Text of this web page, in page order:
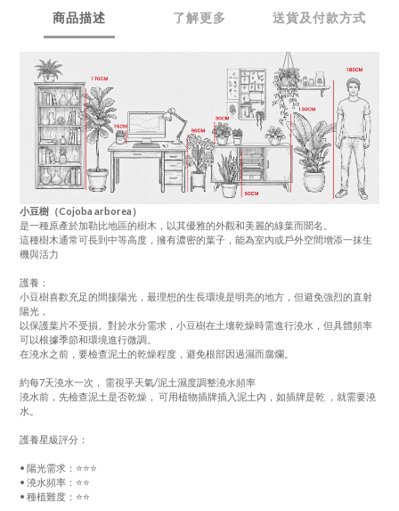
商品描述 了解更多 送貨及付款方式
小豆樹（Cojoba arborea）
是一種原產於加勒比地區的樹木，以其優雅的外觀和美麗的綠葉而聞名。
這種樹木通常可長到中等高度，擁有濃密的葉子，能為室內或戶外空間增添一抹生
機與活力
護養：
小豆樹喜歡充足的間接陽光，最理想的生長環境是明亮的地方，但避免強烈的直射
陽光，
以保護葉片不受損。對於水分需求，小豆樹在土壤乾燥時需進行澆水，但具體頻率
可以根據季節和環境進行微調。
在澆水之前，要檢查泥土的乾燥程度，避免根部因過濕而腐爛。
約每7天澆水一次，
需視乎天氣/泥土濕度調整澆水頻率
澆水前，先檢查泥土是否乾燥， 可用植物插牌插入泥土內，如插牌是乾 ，就需要澆
水。
護養星級評分：
•⁠ 陽光需求：⭐️⭐️⭐️
•⁠ 澆水頻率：⭐️⭐️
•⁠ 種植難度：⭐️⭐️